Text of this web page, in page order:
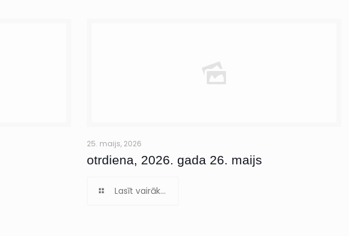
25. maijs, 2026
otrdiena, 2026. gada 26. maijs
Lasīt vairāk...